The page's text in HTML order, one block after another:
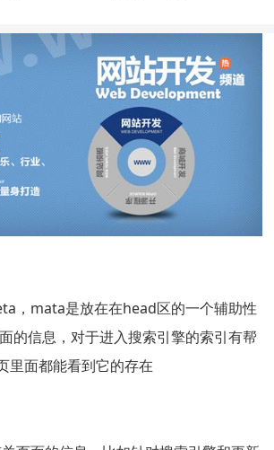
，mata是放在在head区的一个辅助性
的信息，对于进入搜索引擎的索引有帮
里面都能看到它的存在